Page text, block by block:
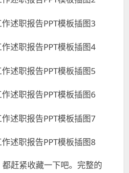
赶紧收藏一下吧。完整的